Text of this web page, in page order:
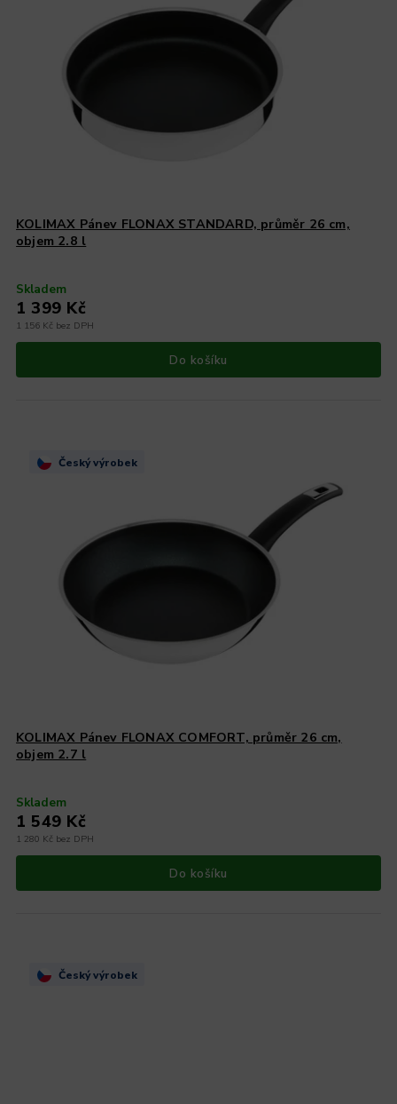
KOLIMAX Pánev FLONAX STANDARD, průměr 26 cm,
objem 2.8 l
Skladem
1 156 Kč bez DPH
1 399 Kč
Do košíku
Český výrobek
KOLIMAX Pánev FLONAX COMFORT, průměr 26 cm,
objem 2.7 l
Skladem
1 280 Kč bez DPH
1 549 Kč
Do košíku
Český výrobek